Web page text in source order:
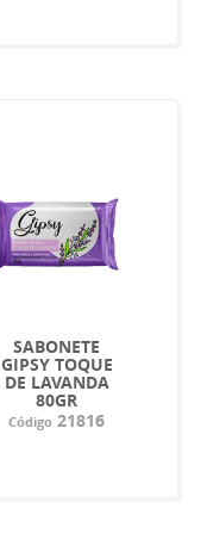
SABONETE
GIPSY TOQUE
DE LAVANDA
80GR
Código 21816